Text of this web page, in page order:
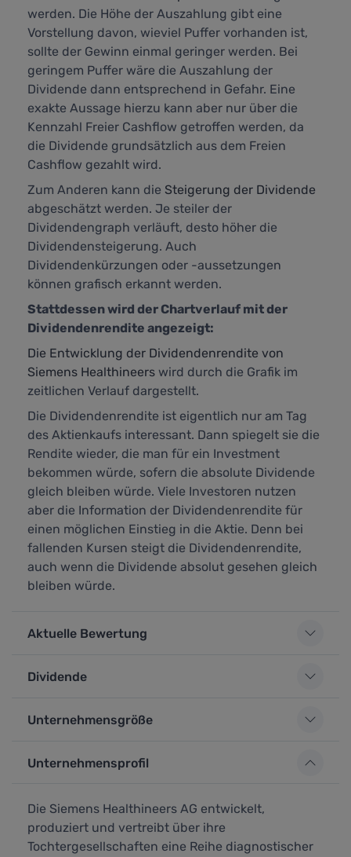
werden. Die Höhe der Auszahlung gibt eine
Vorstellung davon, wieviel Puffer vorhanden ist,
sollte der Gewinn einmal geringer werden. Bei
geringem Puffer wäre die Auszahlung der
Dividende dann entsprechend in Gefahr. Eine
exakte Aussage hierzu kann aber nur über die
Kennzahl Freier Cashflow getroffen werden, da
die Dividende grundsätzlich aus dem Freien
Cashflow gezahlt wird.
Zum Anderen kann die Steigerung der Dividende
abgeschätzt werden. Je steiler der
Dividendengraph verläuft, desto höher die
Dividendensteigerung. Auch
Dividendenkürzungen oder -aussetzungen
können grafisch erkannt werden.
Stattdessen wird der Chartverlauf mit der
Dividendenrendite angezeigt:
Die Entwicklung der Dividendenrendite von
Siemens Healthineers wird durch die Grafik im
zeitlichen Verlauf dargestellt.
Die Dividendenrendite ist eigentlich nur am Tag
des Aktienkaufs interessant. Dann spiegelt sie die
Rendite wieder, die man für ein Investment
bekommen würde, sofern die absolute Dividende
gleich bleiben würde. Viele Investoren nutzen
aber die Information der Dividendenrendite für
einen möglichen Einstieg in die Aktie. Denn bei
fallenden Kursen steigt die Dividendenrendite,
auch wenn die Dividende absolut gesehen gleich
bleiben würde.
Aktuelle Bewertung
Dividende
Unternehmensgröße
Unternehmensprofil
Die Siemens Healthineers AG entwickelt,
produziert und vertreibt über ihre
Tochtergesellschaften eine Reihe diagnostischer